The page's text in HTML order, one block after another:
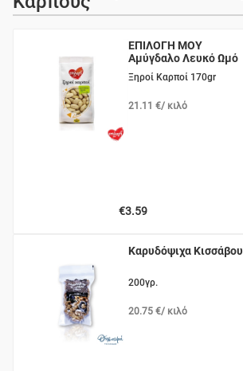
ΕΠΙΛΟΓΗ ΜΟΥ
Αμύγδαλο Λευκό Ωμό
Ξηροί Καρποί 170gr
21.11 €/ κιλό
€3.59
Καρυδόψιχα Κισσάβου
200γρ.
20.75 €/ κιλό